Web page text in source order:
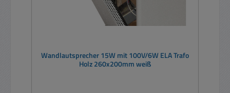
Wandlautsprecher 15W mit 100V/6W ELA Trafo
Holz 260x200mm weiß